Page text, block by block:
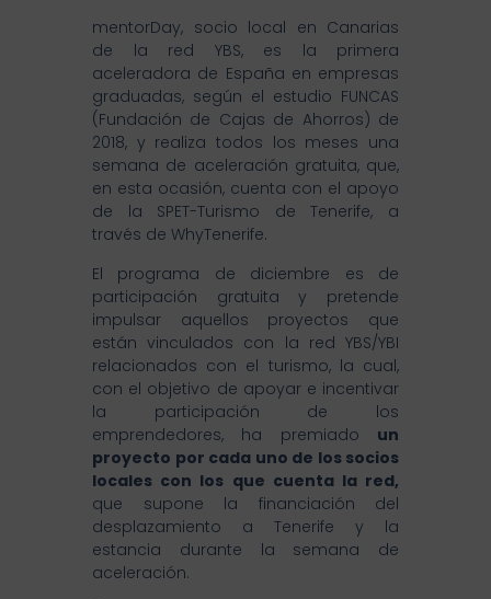
mentorDay, socio local en Canarias
de la red YBS, es la primera
aceleradora de España en empresas
graduadas, según el estudio FUNCAS
(Fundación de Cajas de Ahorros) de
2018, y realiza todos los meses una
semana de aceleración gratuita, que,
en esta ocasión, cuenta con el apoyo
de la SPET-Turismo de Tenerife, a
través de WhyTenerife.
El programa de diciembre es de
participación gratuita y pretende
impulsar aquellos proyectos que
están vinculados con la red YBS/YBI
relacionados con el turismo, la cual,
con el objetivo de apoyar e incentivar
la participación de los
emprendedores, ha premiado un
proyecto por cada uno de los socios
locales con los que cuenta la red,
que supone la financiación del
desplazamiento a Tenerife y la
estancia durante la semana de
aceleración.